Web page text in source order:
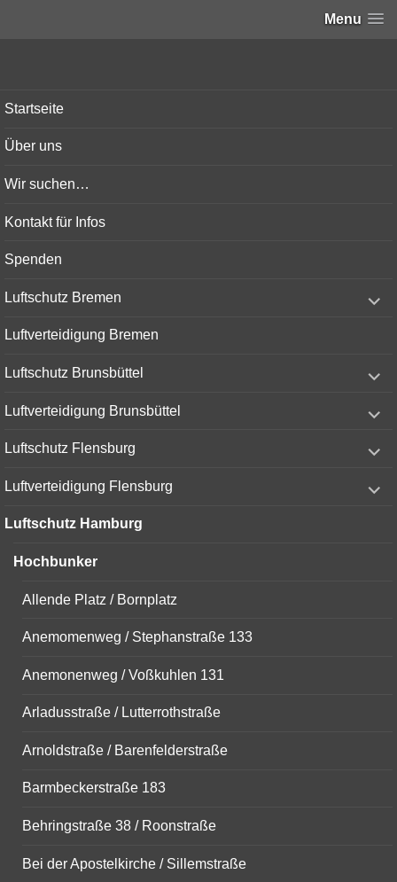
Menu
Startseite
Über uns
Wir suchen…
Kontakt für Infos
Spenden
Luftschutz Bremen
child
Luftverteidigung Bremen
Luftschutz Brunsbüttel
child
Luftverteidigung Brunsbüttel
child
Luftschutz Flensburg
child
Luftverteidigung Flensburg
child
Luftschutz Hamburg
Hochbunker
Allende Platz / Bornplatz
Anemomenweg / Stephanstraße 133
Anemonenweg / Voßkuhlen 131
Arladusstraße / Lutterrothstraße
Arnoldstraße / Barenfelderstraße
Barmbeckerstraße 183
Behringstraße 38 / Roonstraße
Bei der Apostelkirche / Sillemstraße